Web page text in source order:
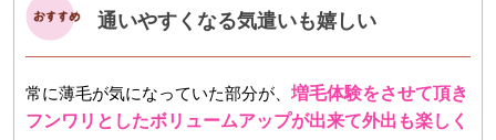
通いやすくなる気遣いも嬉しい
常に薄毛が気になっていた部分が、 増毛体験をさせて頂き
フンワリとしたボリュームアップが出来て外出も楽しく